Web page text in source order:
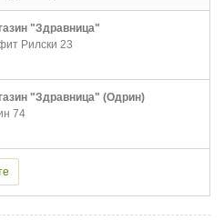
"Здравница"
Рилски 23
"Здравница" (Одрин)
74